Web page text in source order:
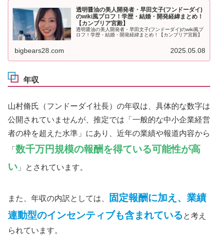
透明醤油の美人開発者・早田文子(フンドーダイ)
のwiki風プロフ！学歴・結婚・開発経緯まとめ！
【カンブリア宮殿】
透明醤油の美人開発者・早田文子(フンドーダイ)のwiki風プ
ロフ！学歴・結婚・開発経緯まとめ！【カンブリア宮殿】
bigbears28.com 2025.05.08
年収
山村脩氏（フンドーダイ社長）の年収は、具体的な数字は
公開されていませんが、推定では「一般的な中小企業経営
者の枠を超えた水準」にあり、近年の業績や報道内容から
「 数千万円規模の報酬を得ている可能性が高
い 」とされています。
また、年収の内訳としては、
固定報酬に加え、業績
連動型のインセンティブも含まれていると考え
られています。